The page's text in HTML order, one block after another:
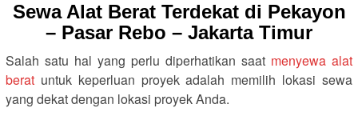
Sewa Alat Berat Terdekat di Pekayon
– Pasar Rebo – Jakarta Timur
Salah satu hal yang perlu diperhatikan saat menyewa alat
berat untuk keperluan proyek adalah memilih lokasi sewa
yang dekat dengan lokasi proyek Anda.